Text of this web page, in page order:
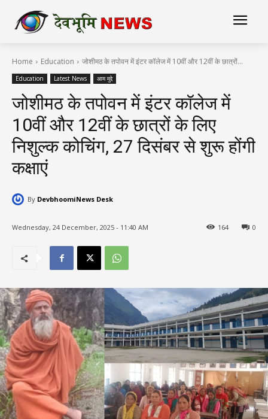
Home Education जोशीमठ के तपोवन में इंटर कॉलेज में 10वीं और 12वीं के छात्रों...
Education Latest News आम मुद्दे
जोशीमठ के तपोवन में इंटर कॉलेज में
10वीं और 12वीं के छात्रों के लिए
निशुल्क कोचिंग, 27 दिसंबर से शुरू होंगी
कक्षाएं
By DevbhoomiNews Desk
Wednesday, 24 December, 2025 - 11:40 AM 0
164